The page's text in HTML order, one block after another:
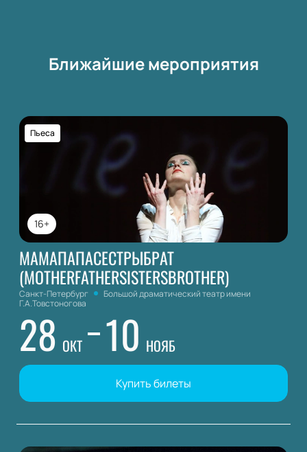
Ближайшие мероприятия
16+
Пьеса
МАМАПАПАСЕСТРЫБРАТ
(MOTHERFATHERSISTERSBROTHER)
Санкт-Петербург
Большой драматический театр имени
Г.А.Товстоногова
28 ОКТ 10 НОЯБ
Купить билеты